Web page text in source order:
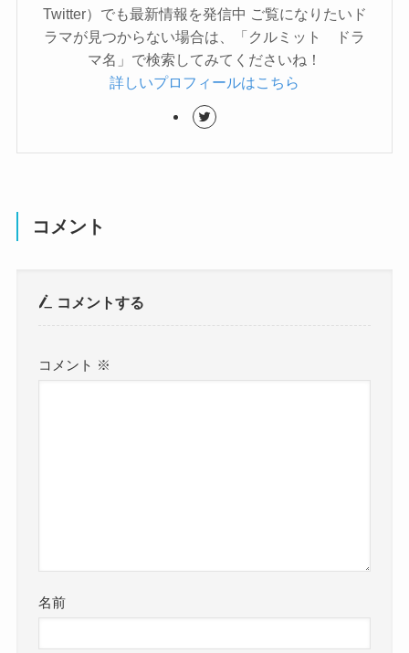
Twitter）でも最新情報を発信中 ご覧になりたいド
ラマが見つからない場合は、「クルミット ドラ
マ名」で検索してみてくださいね！
詳しいプロフィールはこちら
コメント
コメントする
コメント ※
名前